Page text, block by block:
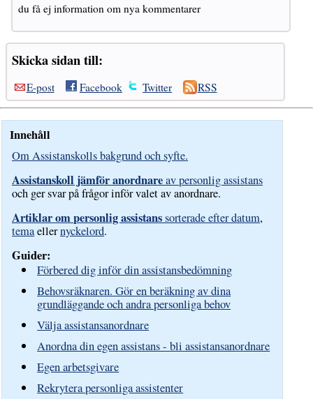
du få ej information om nya kommentarer
Skicka sidan till:
E-post Facebook Twitter RSS
Innehåll
Om Assistanskolls bakgrund och syfte.
Assistanskoll jämför anordnareav personlig assistans
och ger svar på frågor inför valet av anordnare.
Artiklar om personlig assistanssorterade efter datum,
temaellernyckelord.
Guider:
Förbered dig inför din assistansbedömning
Behovsräknaren. Gör en beräkning av dina
grundläggande och andra personliga behov
Välja assistansanordnare
Anordna din egen assistans - bli assistansanordnare
Egen arbetsgivare
Rekrytera personliga assistenter